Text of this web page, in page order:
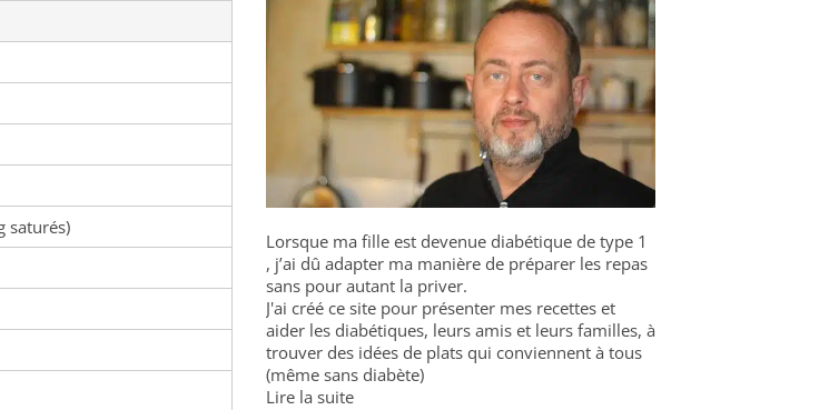
saturés)
Lorsque ma fille est devenue diabétique de type 1
, j’ai dû adapter ma manière de préparer les repas
sans pour autant la priver.
J'ai créé ce site pour présenter mes recettes et
aider les diabétiques, leurs amis et leurs familles, à
trouver des idées de plats qui conviennent à tous
(même sans diabète)
Lire la suite